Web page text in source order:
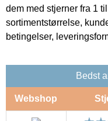
dem med stjerner fra 1
sortimentstørrelse,
betingelser,
Bedst
Webshop